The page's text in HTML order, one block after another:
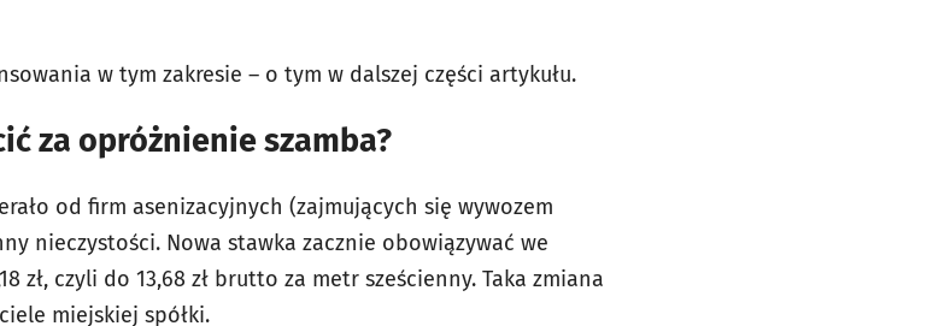
w tym zakresie – o tym w dalszej części artykułu.
za opróżnienie szamba?
od firm asenizacyjnych (zajmujących się wywozem
nieczystości. Nowa stawka zacznie obowiązywać we
zł, czyli do 13,68 zł brutto za metr sześcienny. Taka zmiana
miejskiej spółki.